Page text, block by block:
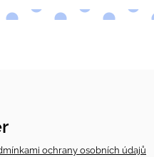
ochrany osobních údajů